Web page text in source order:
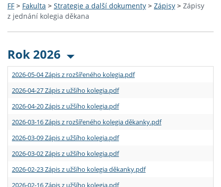
FF > Fakulta > Strategie a další dokumenty > Zápisy > Zápisy
z jednání kolegia děkana
Rok 2026
2026-05-04 Zápis z rozšířeného kolegia.pdf
2026-04-27 Zápis z užšího kolegia.pdf
2026-04-20 Zápis z užšího kolegia.pdf
2026-03-16 Zápis z rozšířeného kolegia děkanky.pdf
2026-03-09 Zápis z užšího kolegia.pdf
2026-03-02 Zápis z užšího kolegia.pdf
2026-02-23 Zápis z užšího kolegia děkanky.pdf
2026-02-16 Zápis z užšího kolegia.pdf